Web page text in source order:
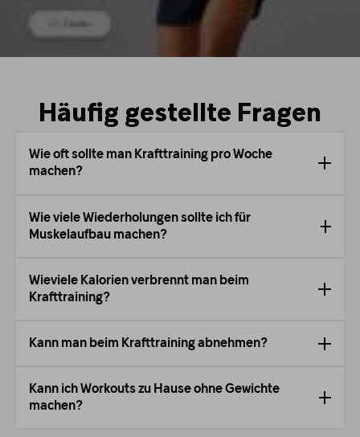
Häufig gestellte Fragen
Wie oft sollte man Krafttraining pro Woche
machen?
Wie viele Wiederholungen sollte ich für
Muskelaufbau machen?
Wieviele Kalorien verbrennt man beim
Krafttraining?
Kann man beim Krafttraining abnehmen?
Kann ich Workouts zu Hause ohne Gewichte
machen?